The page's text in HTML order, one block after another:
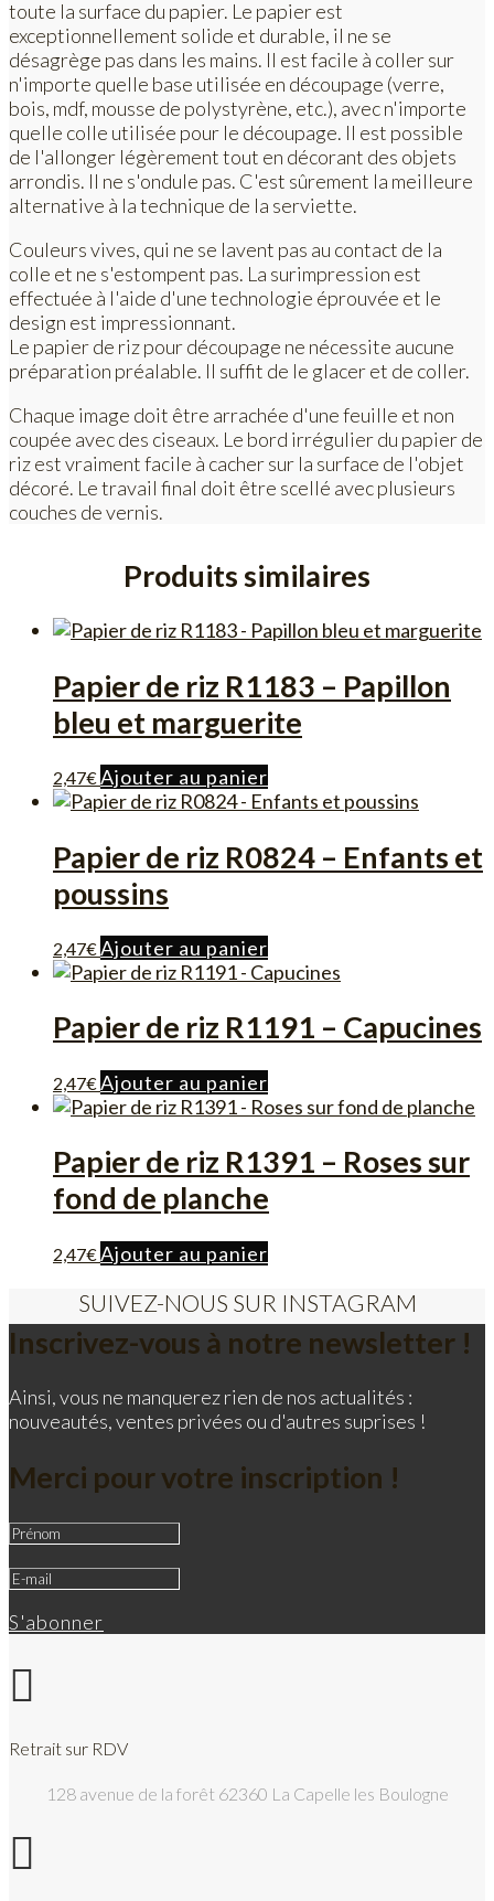
toute la surface du papier. Le papier est
exceptionnellement solide et durable, il ne se
désagrège pas dans les mains. Il est facile à coller sur
n'importe quelle base utilisée en découpage (verre,
bois, mdf, mousse de polystyrène, etc.), avec n'importe
quelle colle utilisée pour le découpage. Il est possible
de l'allonger légèrement tout en décorant des objets
arrondis. Il ne s'ondule pas. C'est sûrement la meilleure
alternative à la technique de la serviette.
Couleurs vives, qui ne se lavent pas au contact de la
colle et ne s'estompent pas. La surimpression est
effectuée à l'aide d'une technologie éprouvée et le
design est impressionnant.
Le papier de riz pour découpage ne nécessite aucune
préparation préalable. Il suffit de le glacer et de coller.
Chaque image doit être arrachée d'une feuille et non
coupée avec des ciseaux. Le bord irrégulier du papier de
riz est vraiment facile à cacher sur la surface de l'objet
décoré. Le travail final doit être scellé avec plusieurs
couches de vernis.
Produits similaires
Papier de riz R1183 – Papillon
bleu et marguerite
2,47€Ajouter au panier
Papier de riz R0824 – Enfants et
poussins
2,47€Ajouter au panier
Papier de riz R1191 – Capucines
2,47€ Ajouter au panier
Papier de riz R1391 – Roses sur
fond de planche
2,47€ Ajouter au panier
SUIVEZ-NOUS SUR INSTAGRAM
Inscrivez-vous à notre newsletter !
Ainsi, vous ne manquerez rien de nos actualités :
nouveautés, ventes privées ou d'autres suprises !
Merci pour votre inscription !
S'abonner

Retrait sur RDV
128 avenue de la forêt 62360 La Capelle les Boulogne
